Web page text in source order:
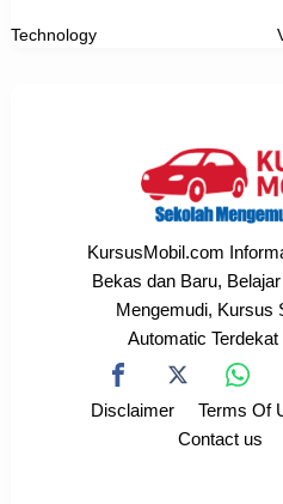
Technology
KursusMobil.com
Bekas dan Baru,
Mengemudi, Kursus
Automatic
Disclaimer Terms Of
Contact us